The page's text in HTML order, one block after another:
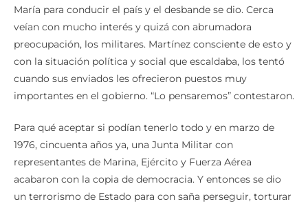
María para conducir el país y el desbande se dio. Cerca
veían con mucho interés y quizá con abrumadora
preocupación, los militares. Martínez consciente de esto y
con la situación política y social que escaldaba, los tentó
cuando sus enviados les ofrecieron puestos muy
importantes en el gobierno. “Lo pensaremos” contestaron.
Para qué aceptar si podían tenerlo todo y en marzo de
1976, cincuenta años ya, una Junta Militar con
representantes de Marina, Ejército y Fuerza Aérea
acabaron con la copia de democracia. Y entonces se dio
un terrorismo de Estado para con saña perseguir, torturar